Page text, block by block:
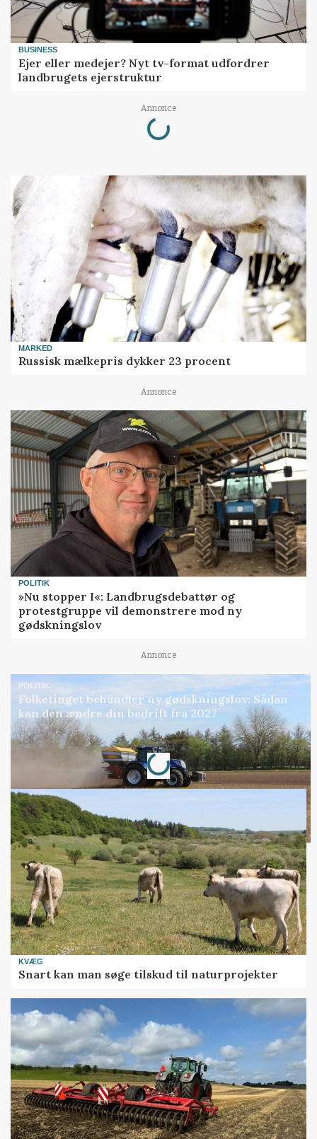
BUSINESS
Ejer eller medejer? Nyt tv-format udfordrer
landbrugets ejerstruktur
Annonce
Loading...
MARKED
Russisk mælkepris dykker 23 procent
Annonce
POLITIK
»Nu stopper I«: Landbrugsdebattør og
protestgruppe vil demonstrere mod ny
gødskningslov
Annonce
POLITIK
Folketinget behandler ny gødskningslov: Sådan
kan den ændre din bedrift fra 2027
Annonce
Loading...
KVÆG
Snart kan man søge tilskud til naturprojekter